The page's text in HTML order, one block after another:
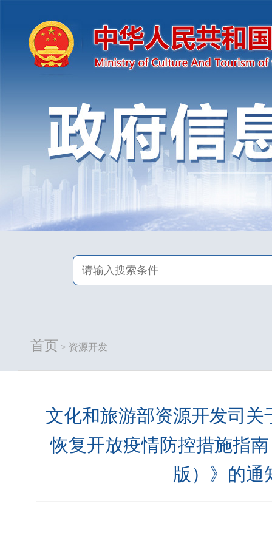
首页 > 资源开发
文化和旅游部资源开发司关
恢复开放疫情防控措施指
版）》的通